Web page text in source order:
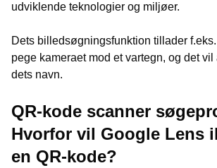
udviklende teknologier og miljøer.
Dets billedsøgningsfunktion tillader
pege kameraet mod et vartegn, og det
dets navn.
QR-kode scanner
Hvorfor vil Google Lens
en QR-kode?